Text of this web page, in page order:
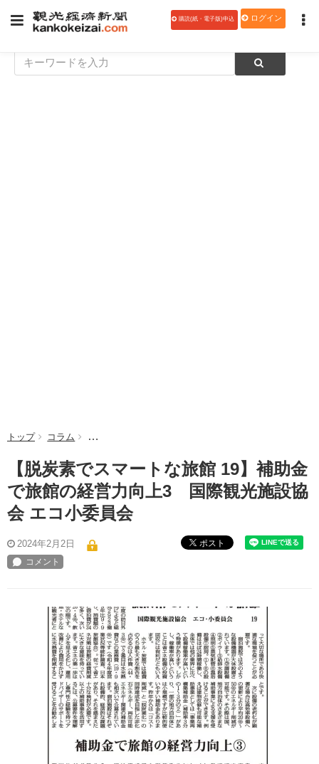
購読(紙・電子版)申込 ログイン
トップ コラム 【脱炭素でスマートな旅館 19】補助金で旅館の経営
【脱炭素でスマートな旅館 19】補助金
で旅館の経営力向上3 国際観光施設協
会 エコ小委員会
2024年2月2日 ポスト